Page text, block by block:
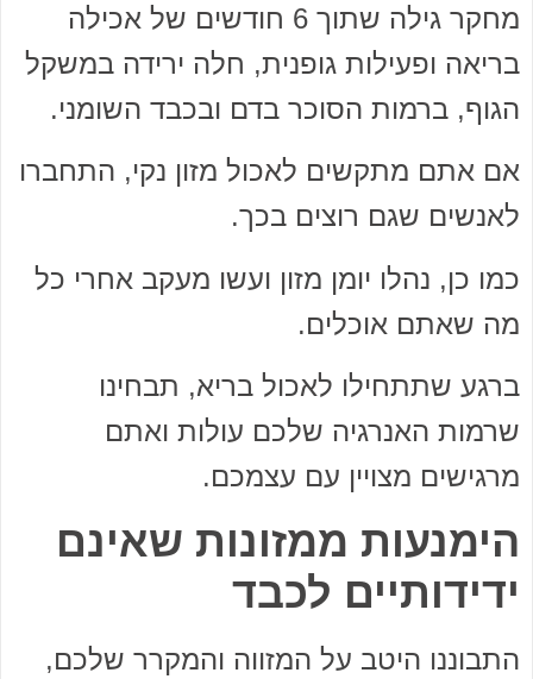
מחקר גילה שתוך 6 חודשים של אכילה
בריאה ופעילות גופנית, חלה ירידה במשקל
הגוף, ברמות הסוכר בדם ובכבד השומני.
אם אתם מתקשים לאכול מזון נקי, התחברו
לאנשים שגם רוצים בכך.
כמו כן, נהלו יומן מזון ועשו מעקב אחרי כל
מה שאתם אוכלים.
ברגע שתתחילו לאכול בריא, תבחינו
שרמות האנרגיה שלכם עולות ואתם
מרגישים מצויין עם עצמכם.
הימנעות ממזונות שאינם
ידידותיים לכבד
התבוננו היטב על המזווה והמקרר שלכם,